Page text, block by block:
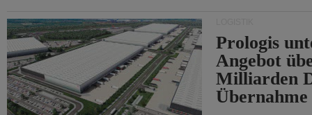
von Hormuz.
Prologis
Angebot
Milliarden
Übernahme